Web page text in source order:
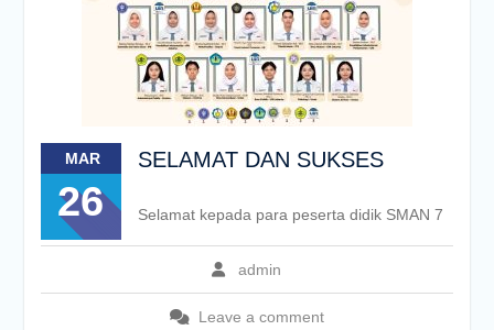
MAR
26
SELAMAT DAN SUKSES
admin
Leave a comment
Selamat kepada para peserta didik SMAN 7